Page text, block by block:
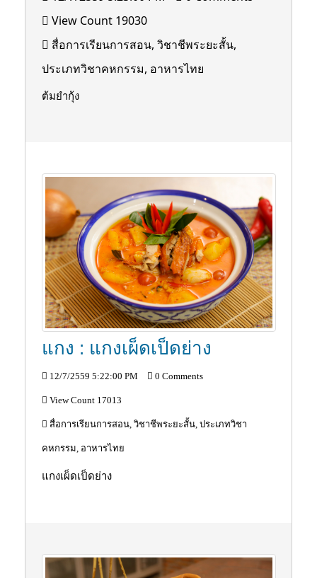
View Count 19030
สื่อการเรียนการสอน, วิชาชีพระยะสั้น,
ประเภทวิชาคหกรรม, อาหารไทย
ต้มยำกุ้ง
แกง : แกงเผ็ดเป็ดย่าง
12/7/2559 5:22:00 PM 0 Comments
View Count 17013
สื่อการเรียนการสอน, วิชาชีพระยะสั้น, ประเภทวิชา
คหกรรม, อาหารไทย
แกงเผ็ดเป็ดย่าง